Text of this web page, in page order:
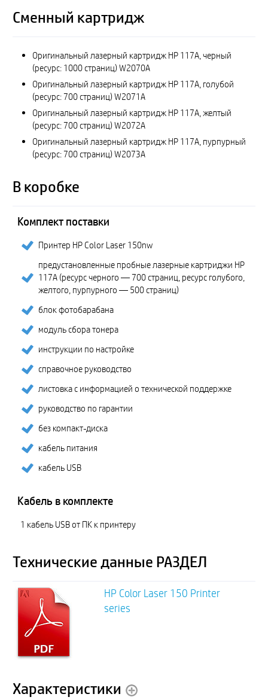
Сменный картридж
Оригинальный лазерный картридж HP 117A, черный
(ресурс: 1000 страниц) W2070A
Оригинальный лазерный картридж HP 117A, голубой
(ресурс: 700 страниц) W2071A
Оригинальный лазерный картридж HP 117A, желтый
(ресурс: 700 страниц) W2072A
Оригинальный лазерный картридж HP 117A, пурпурный
(ресурс: 700 страниц) W2073A
В коробке
Комплект поставки
Принтер HP Color Laser 150nw
предустановленные пробные лазерные картриджи HP
117A (ресурс черного — 700 страниц, ресурс голубого,
желтого, пурпурного — 500 страниц)
блок фотобарабана
модуль сбора тонера
инструкции по настройке
справочное руководство
листовка с информацией о технической поддержке
руководство по гарантии
без компакт-диска
кабель питания
кабель USB
Кабель в комплекте
1 кабель USB от ПК к принтеру
Технические данные РАЗДЕЛ
HP Color Laser 150 Printer
series
Характеристики